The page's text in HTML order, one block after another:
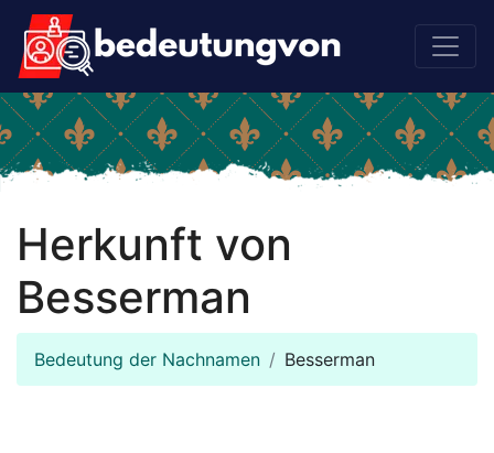
Herkunft von
Besserman
Bedeutung der Nachnamen Besserman